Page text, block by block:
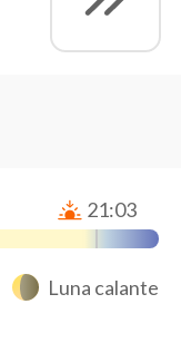
21:03
Luna calante